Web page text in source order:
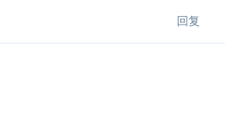
回复